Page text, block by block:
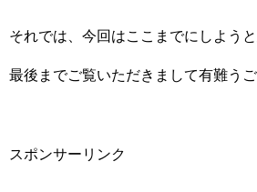
それでは、今回はここまでにしようと
最後までご覧いただきまして有難うご
スポンサーリンク